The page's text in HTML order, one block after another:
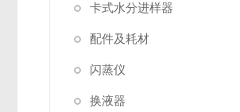
卡式水分进样器
配件及耗材
闪蒸仪
换液器